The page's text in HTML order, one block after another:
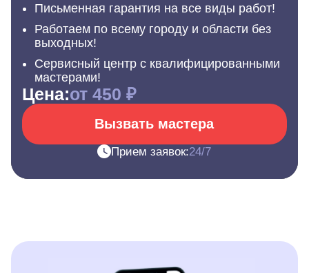
Письменная гарантия на все виды работ!
Работаем по всему городу и области без
выходных!
Сервисный центр с квалифицированными
мастерами!
Цена:от 450 ₽
Вызвать мастера
Прием заявок:24/7